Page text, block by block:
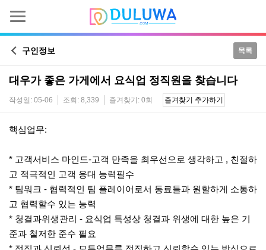
구인정보 목록
대우가 좋은 가게에서 요식업 정직원을 찾습니다
작성일: 05-06 조회: 8,339 즐겨찾기: 0회 즐겨찾기 추가하기
본문
핵심업무:
* 고객서비스 마인드-고객 만족을 최우선으로 생각하고 , 친절하
고 적극적인 고객 응대 능력필수
* 팀워크 - 협력적인 팀 플레이어로서 동료들과 원할하게 소통하
고 협력할수 있는 능력
* 청결과위생관리 - 요식업 특성상 청결과 위생에 대한 높은 기
준과 철저한 준수 필요